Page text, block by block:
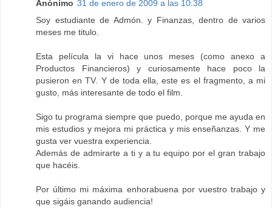
Anónimo 31 de enero de 2009 a las 10:38
Soy estudiante de Admón. y Finanzas, dentro de varios
meses me titulo.
Esta película la vi hace unos meses (como anexo a
Productos Financieros) y curiosamente hace poco la
pusieron en TV. Y de toda ella, este es el fragmento, a mi
gusto, más interesante de todo el film.
Sigo tu programa siempre que puedo, porque me ayuda en
mis estudios y mejora mi práctica y mis enseñanzas. Y me
gusta ver vuestra experiencia.
Además de admirarte a ti y a tu equipo por el gran trabajo
que hacéis.
Por último mi máxima enhorabuena por vuestro trabajo y
que sigáis ganando audiencia!